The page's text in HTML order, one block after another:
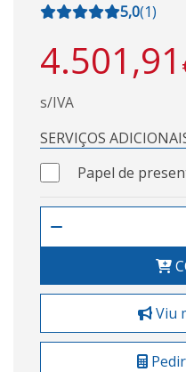
5,0(1)
4.501,91
s/IVA
SERVIÇOS
Papel de
Viu